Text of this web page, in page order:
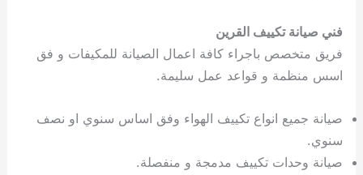
فني صيانة تكييف القرين
فريق متخصص باجراء كافة اعمال الصيانة للمكيفات و فق
اسس منظمة و قواعد عمل سليمة.
صيانة جميع انواع تكييف الهواء وفق اساس سنوي او نصف
سنوي.
صيانة وحدات تكييف مدمجة و منفصلة.